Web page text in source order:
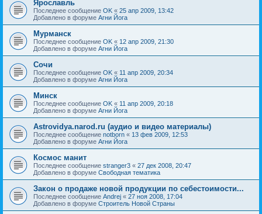
Ярославль
Последнее сообщение OK « 25 апр 2009, 13:42
Добавлено в форуме Агни Йога
Мурманск
Последнее сообщение OK « 12 апр 2009, 21:30
Добавлено в форуме Агни Йога
Сочи
Последнее сообщение OK « 11 апр 2009, 20:34
Добавлено в форуме Агни Йога
Минск
Последнее сообщение OK « 11 апр 2009, 20:18
Добавлено в форуме Агни Йога
Astrovidya.narod.ru (аудио и видео материалы)
Последнее сообщение notborn « 13 фев 2009, 12:53
Добавлено в форуме Агни Йога
Космос манит
Последнее сообщение stranger3 « 27 дек 2008, 20:47
Добавлено в форуме Свободная тематика
Закон о продаже новой продукции по себестоимости...
Последнее сообщение Andrej « 27 ноя 2008, 17:04
Добавлено в форуме Строитель Новой Страны